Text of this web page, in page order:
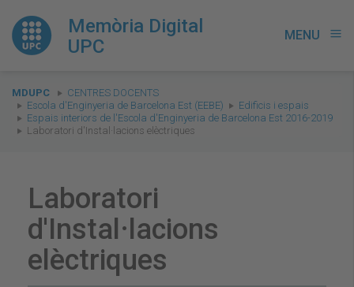
Memòria Digital
UPC
MENU menu
You
are
here:
MDUPC
CENTRES DOCENTS
Escola d'Enginyeria de Barcelona Est (EEBE)
Edificis i espais
Espais interiors de l'Escola d'Enginyeria de Barcelona Est 2016-2019
Laboratori d'Instal·lacions elèctriques
Laboratori
d'Instal·lacions
elèctriques